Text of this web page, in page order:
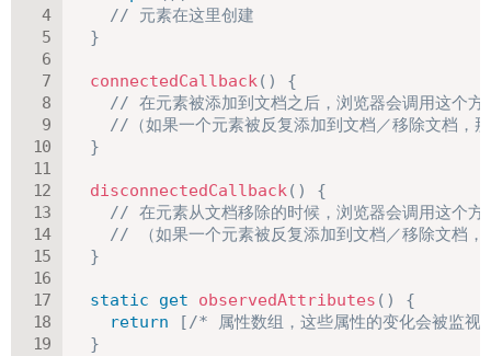
// 元素在这里创建
}
connectedCallback( )
{
// 在元素被添加到文档之后，浏览器会调用这个方
//（如果一个元素被反复添加到文档／移除文档，
}
disconnectedCallback( )
{
// 在元素从文档移除的时候，浏览器会调用这个方
// （如果一个元素被反复添加到文档／移除文档，
}
static get observedAttributes ( )
{
return
[/* 属性数组，这些属性的变化会被监
}